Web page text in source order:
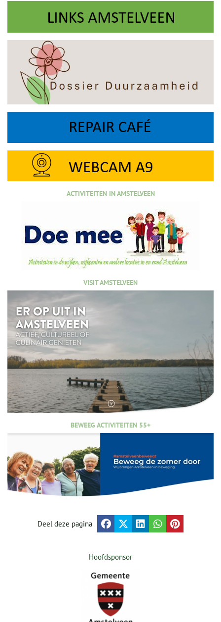
ACTIVITEITEN IN AMSTELVEEN
VISIT AMSTELVEEN
BEWEEG ACTIVITEITEN 55+
Deel deze pagina
Hoofdsponsor